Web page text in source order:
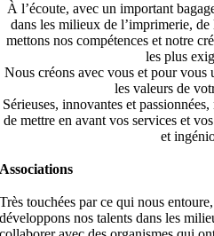
À l’écoute, avec un important
dans les milieux de l’imprimerie,
mettons nos compétences et notre
les plus
Nous créons avec vous et pour vous
les valeurs de
Sérieuses, innovantes et
de mettre en avant vos services et
et
Associations
Très touchées par ce qui nous
développons nos talents dans les